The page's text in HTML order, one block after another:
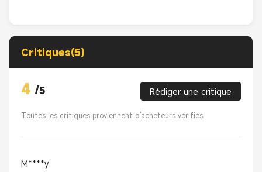
Critiques(5)
4 /5 Rédiger une critique
Toutes les critiques proviennent d'acheteurs vérifiés
M****y